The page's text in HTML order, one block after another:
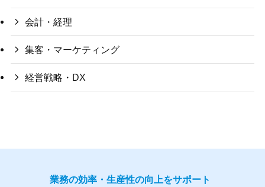
会計・経理
集客・マーケティング
経営戦略・DX
業務の効率・生産性の向上をサポート